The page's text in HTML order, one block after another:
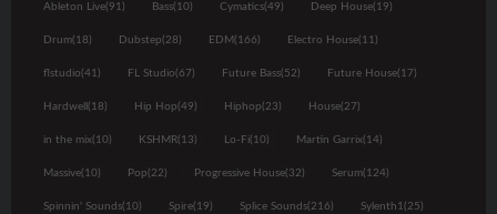
Ableton Live(91) Bass(10) Cymatics(49) Deep House(19)
Drum(18) Dubstep(28) EDM(166) Electro House(11)
flstudio(41) FL Studio(67) Future Bass(52) Future House(17)
Hardwell (18) Hip Hop(49) Hiphop(23) House(27)
in the mix(10) KSHMR(13) Lo-Fi(10) Martin Garrix(14)
Massive(10) Pop(22) Progressive House(32) Serum(124)
Spinnin' Sounds(10) Spire(19) Splice Sounds(216) Sylenth1(25)